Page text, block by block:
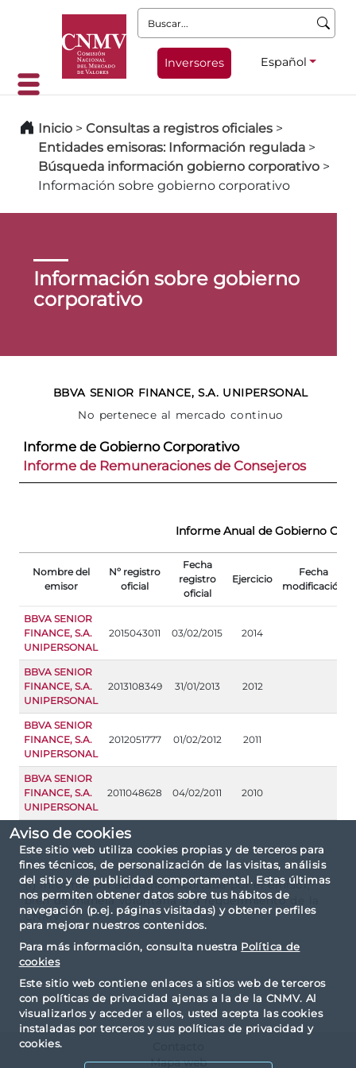
Aviso de cookies
Este sitio web utiliza cookies propias y de terceros para
fines técnicos, de personalización de las visitas, análisis
del sitio y de publicidad comportamental. Estas últimas
nos permiten obtener datos sobre tus hábitos de
navegación (p.ej. páginas visitadas) y obtener perfiles
para mejorar nuestros contenidos.
Para más información, consulta nuestra Política de
cookies
Este sitio web contiene enlaces a sitios web de terceros
con políticas de privacidad ajenas a la de la CNMV. Al
visualizarlos y acceder a ellos, usted acepta las cookies
instaladas por terceros y sus políticas de privacidad y
cookies.
Buscar:
Inversores Español
Inicio > Consultas a registros oficiales >
Entidades emisoras: Información regulada >
Búsqueda información gobierno corporativo >
Información sobre gobierno corporativo
Información sobre gobierno
corporativo
BBVA SENIOR FINANCE, S.A. UNIPERSONAL
No pertenece al mercado continuo
Informe de Gobierno Corporativo
Informe de Remuneraciones de Consejeros
Informe Anual de Gobierno
Nombre del
emisor
Nº registro
oficial
Fecha
registro
oficial
Ejercicio
Fecha
modificación
BBVA SENIOR
FINANCE, S.A.
UNIPERSONAL
2015043011 03/02/2015 2014
BBVA SENIOR
FINANCE, S.A.
UNIPERSONAL
2013108349 31/01/2013 2012
BBVA SENIOR
FINANCE, S.A.
UNIPERSONAL
2012051777 01/02/2012 2011
BBVA SENIOR
FINANCE, S.A.
UNIPERSONAL
2011048628 04/02/2011 2010
(1) Información adicional facilitada por el emisor,
bien de manera voluntaria o a requerimiento de la
CNMV
Mapa web